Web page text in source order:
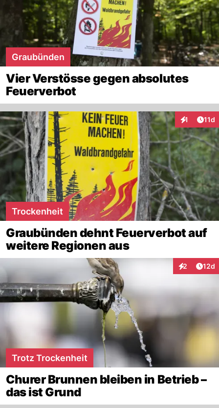
Graubünden
Vier Verstösse gegen absolutes
Feuerverbot
1 11d
Trockenheit
Graubünden dehnt Feuerverbot auf
weitere Regionen aus
2
Interaktionen
12d
Trotz Trockenheit
Churer Brunnen bleiben in Betrieb –
das ist Grund